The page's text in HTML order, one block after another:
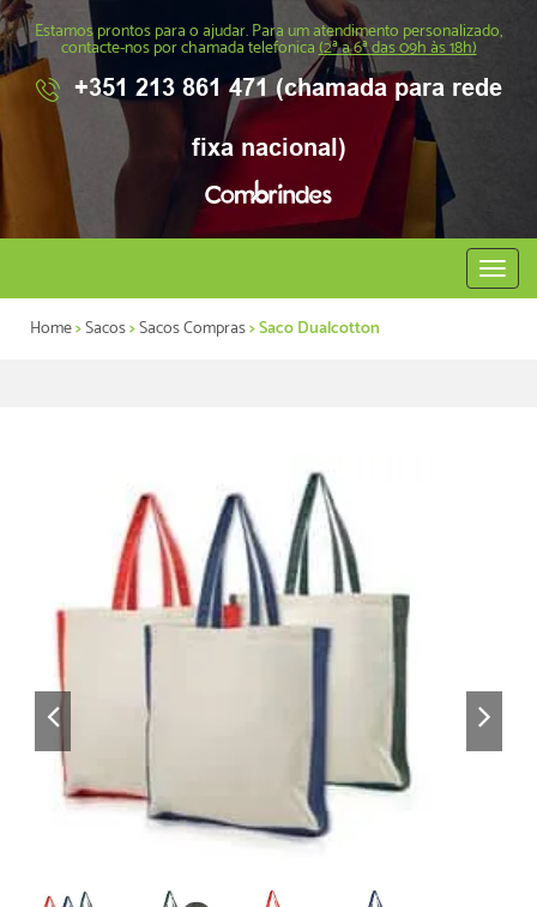
Estamos prontos para o ajudar. Para um atendimento personalizado,
contacte-nos por chamada telefonica(2ª a 6ª das 09h às 18h)
+351 213 861 471 (chamada para rede
fixa nacional)
Abrir
menu
Home>Sacos>Sacos Compras> Saco Dualcotton